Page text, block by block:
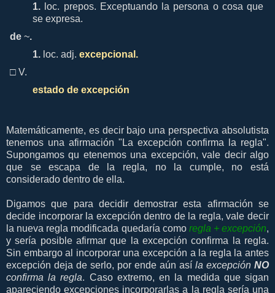
1. loc. prepos. Exceptuando la persona o cosa que
se expresa.
de ~.
1. loc. adj. excepcional.
□ V.
estado de excepción
Matemáticamente, es decir bajo una perspectiva absolutista
tenemos una afirmación "La excepción confirma la regla".
Supongamos qu etenemos una excepción, vale decir algo
que se escapa de la regla, no la cumple, no está
considerado dentro de ella.
Digamos que para decidir demostrar esta afirmación se
decide incorporar la excepción dentro de la regla, vale decir
la nueva regla modificada quedaría como regla + excepción,
y sería posible afirmar que la excepción confirma la regla.
Sin embargo al incorporar una excepción a la regla la antes
excepción deja de serlo, por ende aún así la excepción NO
confirma la regla. Caso extremo, en la medida que sigan
apareciendo excepciones incorporarlas a la regla sería una